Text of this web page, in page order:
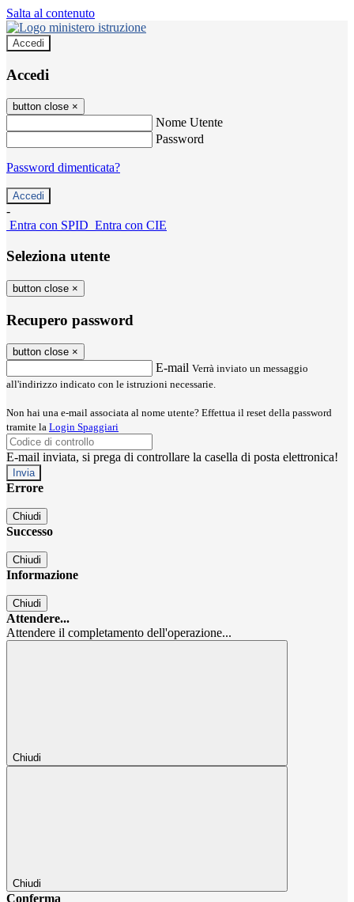
Salta al contenuto
Accedi
Accedi
button close ×
Nome Utente
Password
Password dimenticata?
-
Entra con SPID Entra con CIE
Seleziona utente
button close ×
Recupero password
button close ×
E-mail Verrà inviato un messaggio
all'indirizzo indicato con le istruzioni necessarie.
Non hai una e-mail associata al nome utente? Effettua il reset della password
tramite la Login Spaggiari
E-mail inviata, si prega di controllare la casella di posta elettronica!
Errore
Chiudi
Successo
Chiudi
Informazione
Chiudi
Attendere...
Attendere il completamento dell'operazione...
Chiudi
Chiudi
Conferma